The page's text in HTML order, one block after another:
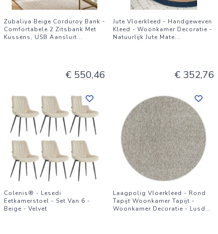
Zubaliya Beige Corduroy Bank -
Comfortabele 2 Zitsbank Met
Kussens, USB Aansluit...
€ 550,46
Jute Vloerkleed - Handgeweven
Kleed - Woonkamer Decoratie -
Natuurlijk Jute Mate...
€ 352,76
Colenis® - Lesedi
Eetkamerstoel - Set Van 6 -
Beige - Velvet
Laagpolig Vloerkleed - Rond
Tapijt Woonkamer Tapijt -
Woonkamer Decoratie - Lusd...